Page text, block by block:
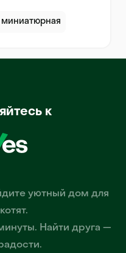
миниатюрная
к
уютный дом для
Найти друга —